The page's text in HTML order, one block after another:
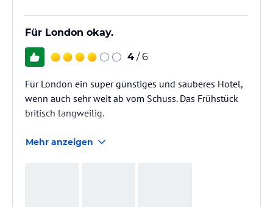
Für London okay.
4 / 6
Für London ein super günstiges und sauberes Hotel,
wenn auch sehr weit ab vom Schuss. Das Frühstück
britisch langweilig.
Mehr anzeigen